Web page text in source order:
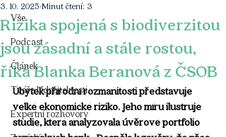
Vše
Podcast
Článek
Tváře Udržitelnosti
Expertní rozhovory
Rizika spojená s biodiverzitou
jsou zásadní a stále rostou,
říká Blanka Beranová z ČSOB
3. 10. 2025 Minut čtení: 3
Úbytek přírodní rozmanitosti představuje
velké ekonomické riziko. Jeho míru ilustruje
studie, která analyzovala úvěrové portfolio